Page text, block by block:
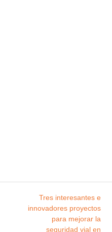
Tres interesantes e
innovadores proyectos
para mejorar la
seguridad vial en